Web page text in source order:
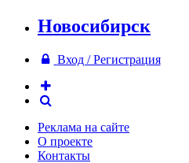
Новосибирск
Вход / Регистрация
Реклама на сайте
О проекте
Контакты